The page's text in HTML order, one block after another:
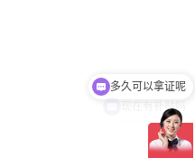
现在有补贴吗